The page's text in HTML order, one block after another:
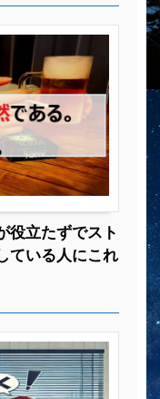
役立たずでスト
ている人にこれ